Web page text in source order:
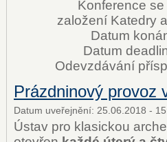
Konference
založení Katedry
Datum
Datum
Odevzdávání
Prázdninový provoz
Datum uveřejnění: 25.06.2018 -
Ústav pro klasickou